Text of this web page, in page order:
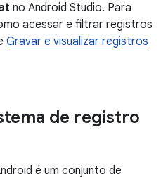
no Android Studio. Para
acessar e filtrar registros
Gravar e visualizar registros
de registro
é um conjunto de